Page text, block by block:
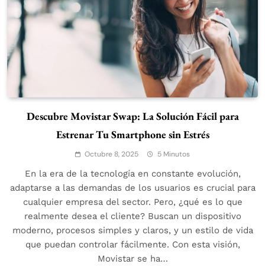
Descubre Movistar Swap: La Solución Fácil para
Estrenar Tu Smartphone sin Estrés
Octubre 8, 2025 5 Minutos
En la era de la tecnología en constante evolución,
adaptarse a las demandas de los usuarios es crucial para
cualquier empresa del sector. Pero, ¿qué es lo que
realmente desea el cliente? Buscan un dispositivo
moderno, procesos simples y claros, y un estilo de vida
que puedan controlar fácilmente. Con esta visión,
Movistar se ha…